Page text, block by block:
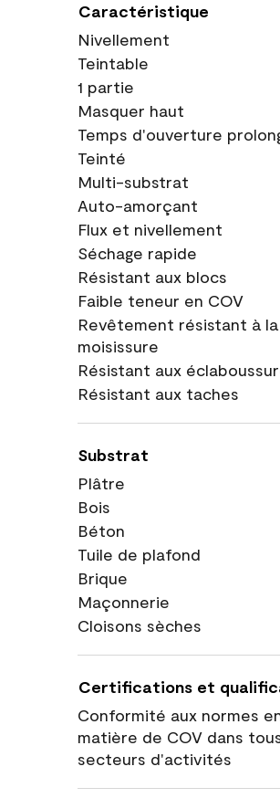
Caractéristique
Nivellement
Teintable
1 partie
Masquer haut
Temps d'ouverture
Teinté
Multi-substrat
Auto-amorçant
Flux et nivellement
Séchage rapide
Résistant aux blocs
Faible teneur en COV
Revêtement résistant à la
moisissure
Résistant aux
Résistant aux taches
Substrat
Plâtre
Bois
Béton
Tuile de plafond
Brique
Maçonnerie
Cloisons sèches
Certifications et
Conformité aux normes
matière de COV dans
secteurs d'activités